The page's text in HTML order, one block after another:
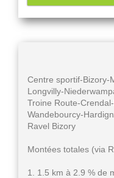
Centre sportif-Bizory-
Longvilly-
Troine Route-
Wandebourcy-
Ravel Bizory
Montées totales (via
1. 1.5 km à 2.9 % de